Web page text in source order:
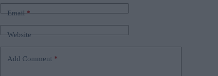
Email*
Website
Add Comment *